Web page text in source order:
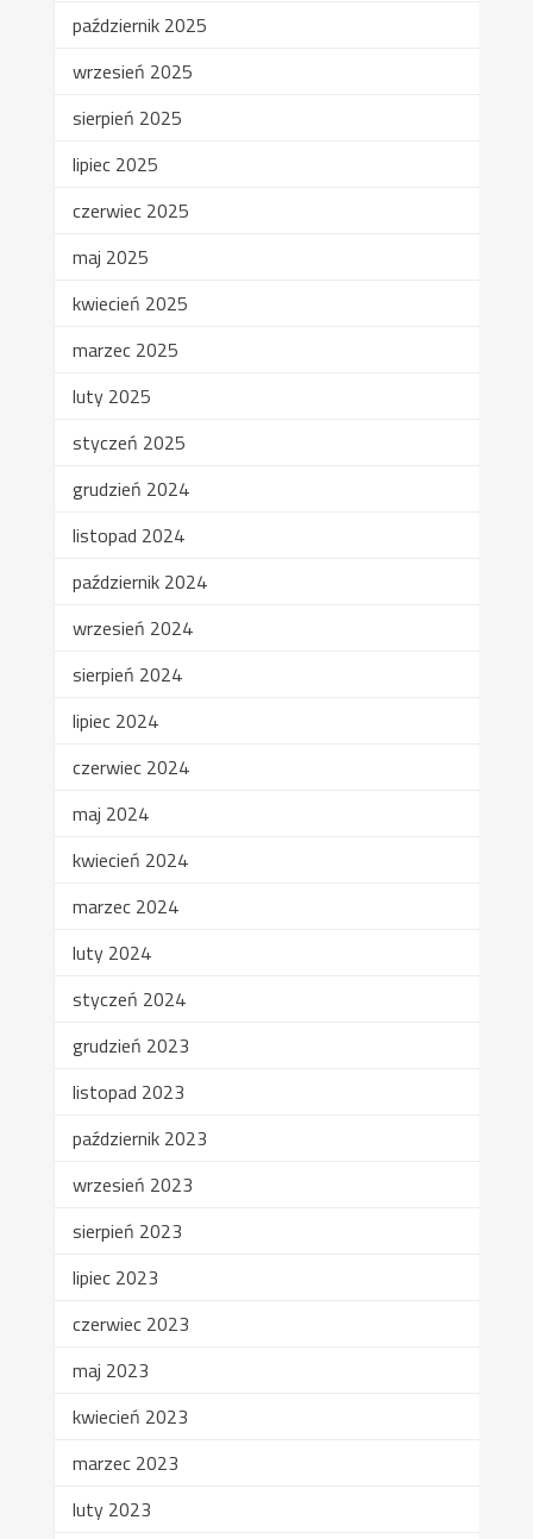
październik 2025
wrzesień 2025
sierpień 2025
lipiec 2025
czerwiec 2025
maj 2025
kwiecień 2025
marzec 2025
luty 2025
styczeń 2025
grudzień 2024
listopad 2024
październik 2024
wrzesień 2024
sierpień 2024
lipiec 2024
czerwiec 2024
maj 2024
kwiecień 2024
marzec 2024
luty 2024
styczeń 2024
grudzień 2023
listopad 2023
październik 2023
wrzesień 2023
sierpień 2023
lipiec 2023
czerwiec 2023
maj 2023
kwiecień 2023
marzec 2023
luty 2023